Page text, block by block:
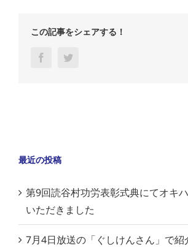
この記事をシェアする！
Facebook
最近の投稿
第9回読谷村功労表彰式典にてオキ
いただきました
7月4日放送の「ぐしけんさん」で紹